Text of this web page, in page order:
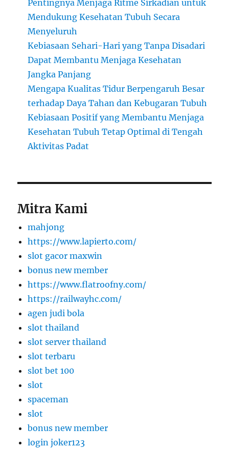
Pentingnya Menjaga Ritme Sirkadian untuk
Mendukung Kesehatan Tubuh Secara
Menyeluruh
Kebiasaan Sehari-Hari yang Tanpa Disadari
Dapat Membantu Menjaga Kesehatan
Jangka Panjang
Mengapa Kualitas Tidur Berpengaruh Besar
terhadap Daya Tahan dan Kebugaran Tubuh
Kebiasaan Positif yang Membantu Menjaga
Kesehatan Tubuh Tetap Optimal di Tengah
Aktivitas Padat
Mitra Kami
mahjong
https://www.lapierto.com/
slot gacor maxwin
bonus new member
https://www.flatroofny.com/
https://railwayhc.com/
agen judi bola
slot thailand
slot server thailand
slot terbaru
slot bet 100
slot
spaceman
slot
bonus new member
login joker123